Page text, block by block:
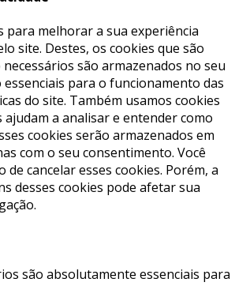
para melhorar a sua experiência
site. Destes, os cookies que são
são armazenados no seu
para o funcionamento das
do site. Também usamos cookies
a analisar e entender como
cookies serão armazenados em
com o seu consentimento. Você
de cancelar esses cookies. Porém, a
desses cookies pode afetar sua
são absolutamente essenciais para